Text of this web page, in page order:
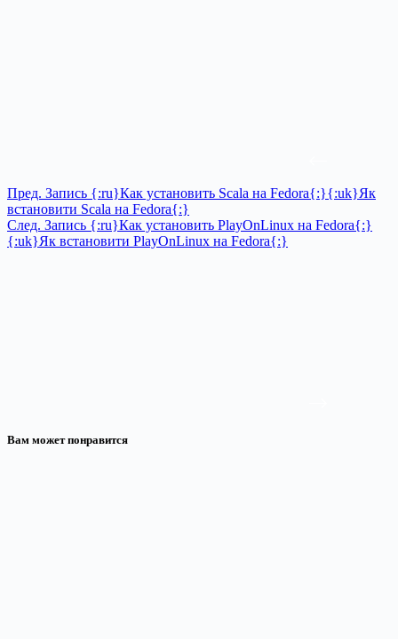
Пред. Запись {:ru}Как установить Scala на Fedora{:}{:uk}Як
встановити Scala на Fedora{:}
След. Запись {:ru}Как установить PlayOnLinux на Fedora{:}
{:uk}Як встановити PlayOnLinux на Fedora{:}
Вам может понравится